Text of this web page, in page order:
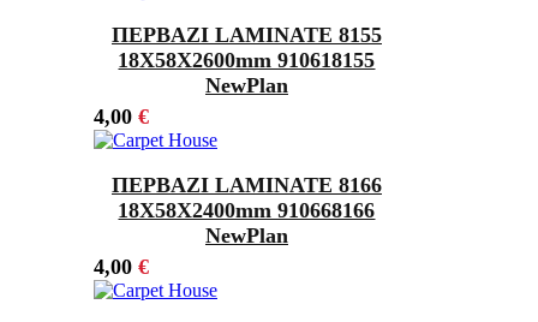
ΠΕΡΒΑΖΙ LAMINATE 8155
18Χ58X2600mm 910618155
NewPlan
4,00 €
ΠΕΡΒΑΖΙ LAMINATE 8166
18Χ58X2400mm 910668166
NewPlan
4,00 €